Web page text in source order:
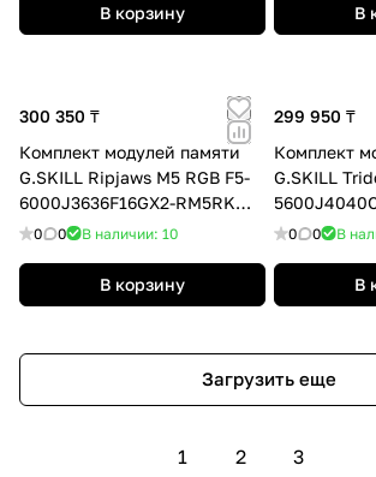
В корзину В
300 350 ₸
Комплект модулей памяти
G.SKILL Ripjaws M5 RGB F5-
6000J3636F16GX2-RM5RK
32GB (Kit 2x16GB) 6000MHz
0 0 В наличии: 10
В корзину
299 950 ₸
Комплект
G.SKILL
DDR5 32GB
0 0 В
В
Загрузить еще
1 2 3